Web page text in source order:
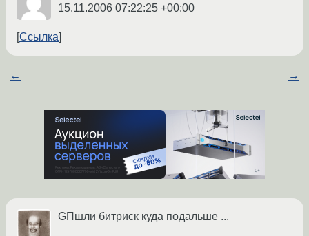
15.11.2006 07:22:25 +00:00
Ссылка
← →
GПшли битриск куда подальше ...